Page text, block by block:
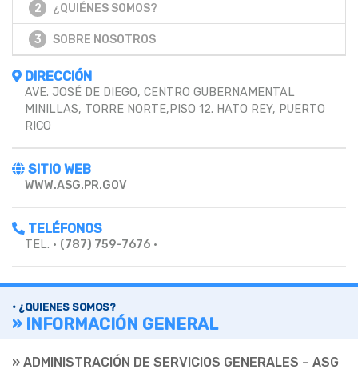
2 ¿QUIÉNES SOMOS?
3 SOBRE NOSOTROS
DIRECCIÓN
AVE. JOSÉ DE DIEGO, CENTRO GUBERNAMENTAL
MINILLAS, TORRE NORTE,PISO 12. HATO REY, PUERTO
RICO
SITIO WEB
WWW.ASG.PR.GOV
TELÉFONOS
TEL. • (787) 759-7676 •
• ¿QUIENES SOMOS?
» INFORMACIÓN GENERAL
» ADMINISTRACIÓN DE SERVICIOS GENERALES – ASG